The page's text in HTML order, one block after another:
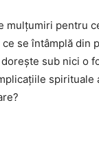
mulţumiri pentru
se întâmplă
sub nici o